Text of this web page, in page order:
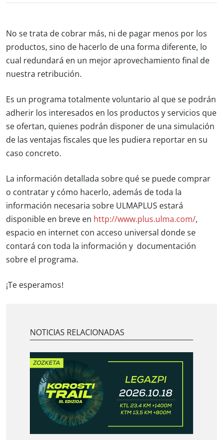
No se trata de cobrar más, ni de pagar menos por los
productos, sino de hacerlo de una forma diferente, lo
cual redundará en un mejor aprovechamiento final de
nuestra retribución.
Es un programa totalmente voluntario al que se podrán
adherir los interesados en los productos y servicios que
se ofertan, quienes podrán disponer de una simulación
de las ventajas fiscales que les pudiera reportar en su
caso concreto.
La información detallada sobre qué se puede comprar
o contratar y cómo hacerlo, además de toda la
información necesaria sobre ULMAPLUS estará
disponible en breve en http://www.plus.ulma.com/,
espacio en internet con acceso universal donde se
contará con toda la información y documentación
sobre el programa.
¡Te esperamos!
NOTICIAS RELACIONADAS